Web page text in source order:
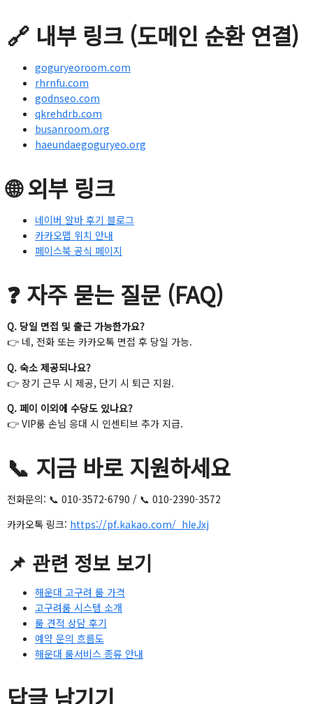
🔗 내부 링크 (도메인 순환 연결)
goguryeoroom.com
rhrnfu.com
godnseo.com
qkrehdrb.com
busanroom.org
haeundaegoguryeo.org
🌐 외부 링크
네이버 알바 후기 블로그
카카오맵 위치 안내
페이스북 공식 페이지
❓ 자주 묻는 질문 (FAQ)
Q. 당일 면접 및 출근 가능한가요?
👉 네, 전화 또는 카카오톡 면접 후 당일 가능.
Q. 숙소 제공되나요?
👉 장기 근무 시 제공, 단기 시 퇴근 지원.
Q. 페이 이외에 수당도 있나요?
👉 VIP룸 손님 응대 시 인센티브 추가 지급.
📞 지금 바로 지원하세요
전화문의: 📞 010-3572-6790 / 📞 010-2390-3572
카카오톡 링크: https://pf.kakao.com/_hIeJxj
📌 관련 정보 보기
해운대 고구려 룸 가격
고구려룸 시스템 소개
룸 견적 상담 후기
예약 문의 흐름도
해운대 룸서비스 종류 안내
답글 남기기